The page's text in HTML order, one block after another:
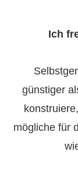
Ich
günstiger
mögliche für